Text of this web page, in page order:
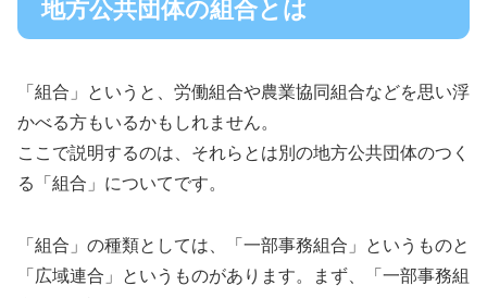
地方公共団体の組合とは
「組合」というと、労働組合や農業協同組合などを思い浮
かべる方もいるかもしれません。
ここで説明するのは、それらとは別の地方公共団体のつく
る「組合」についてです。
「組合」の種類としては、「一部事務組合」というものと
「広域連合」というものがあります。まず、「一部事務組